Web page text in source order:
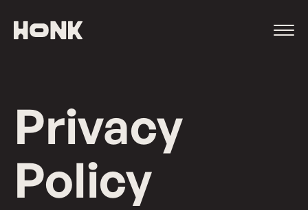
rechtstreeks
naar
deze
website
Privacy
Policy